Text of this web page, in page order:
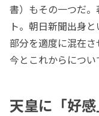
書）もその一つだ
ト。朝日新聞出身
部分を適度に混在
今とこれからについ
天皇に「好